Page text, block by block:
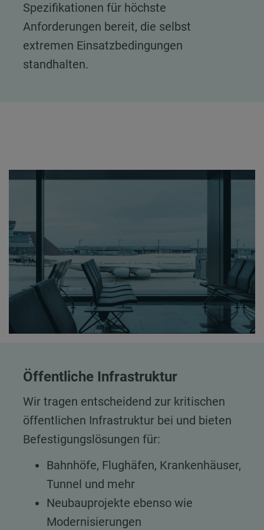
Spezifikationen für höchste
Anforderungen bereit, die selbst
extremen Einsatzbedingungen
standhalten.
Öffentliche Infrastruktur
Wir tragen entscheidend zur kritischen
öffentlichen Infrastruktur bei und bieten
Befestigungslösungen für:
Bahnhöfe, Flughäfen, Krankenhäuser,
Tunnel und mehr
Neubauprojekte ebenso wie
Modernisierungen